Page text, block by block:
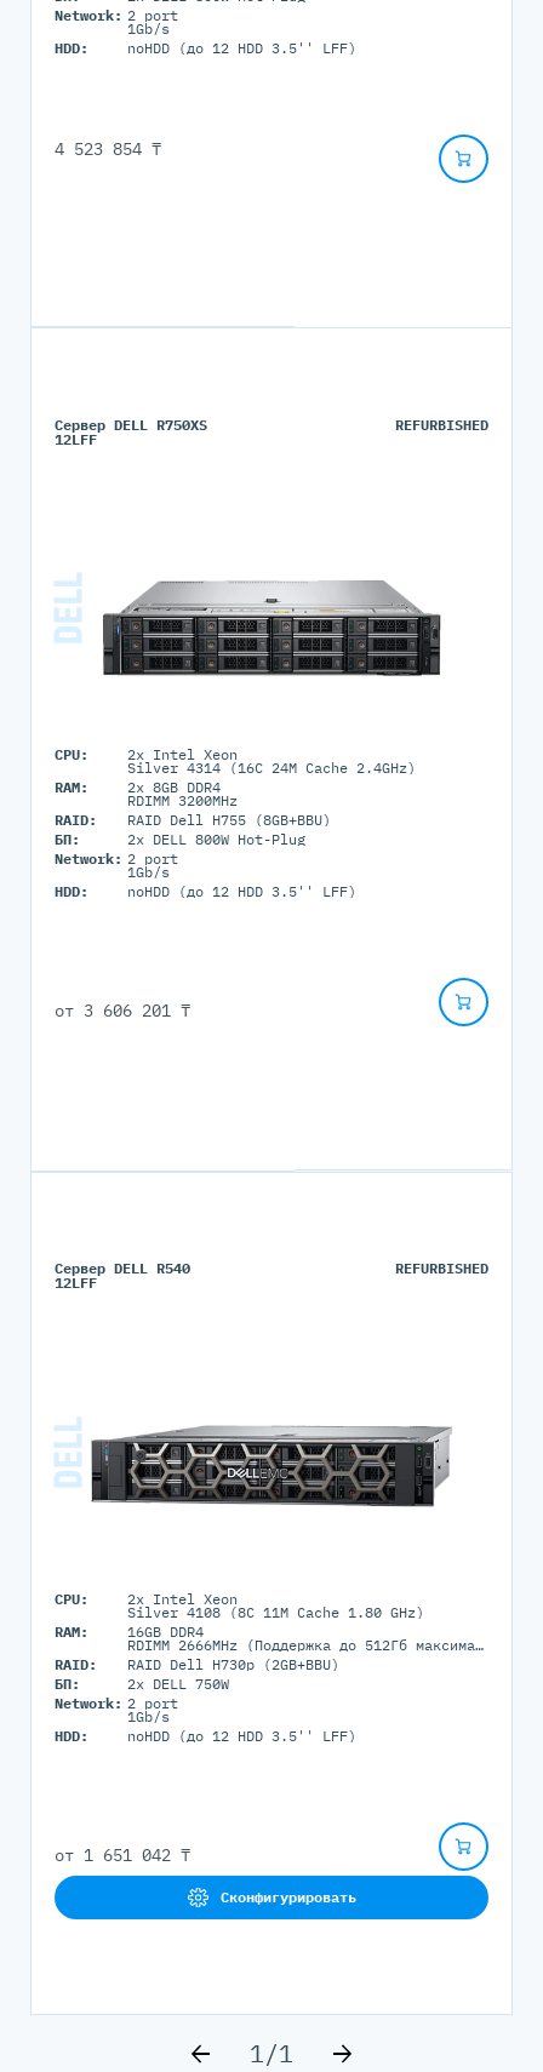
Network: 2 port
1Gb/s
HDD:
noHDD (до 12 HDD 3.5'' LFF)
4 523 854 ₸
Сервер DELL R750XS
12LFF
REFURBISHED
CPU: 2x Intel Xeon
Silver 4314 (16C 24M Cache 2.4GHz)
RAM:
2x 8GB DDR4
RDIMM 3200MHz
RAID:
RAID Dell H755 (8GB+BBU)
БП:
2x DELL 800W Hot-Plug
Network: 2 port
1Gb/s
HDD:
noHDD (до 12 HDD 3.5'' LFF)
от 3 606 201 ₸
Сервер DELL R540
12LFF
REFURBISHED
CPU: 2x Intel Xeon
Silver 4108 (8C 11M Cache 1.80 GHz)
RAM:
16GB DDR4
RDIMM 2666MHz (Поддержка до 512Гб максимально, 16 DIMM портов)
RAID:
RAID Dell H730p (2GB+BBU)
БП:
2x DELL 750W
Network: 2 port
1Gb/s
HDD:
noHDD (до 12 HDD 3.5'' LFF)
от 1 651 042 ₸
Сконфигурировать
1/1